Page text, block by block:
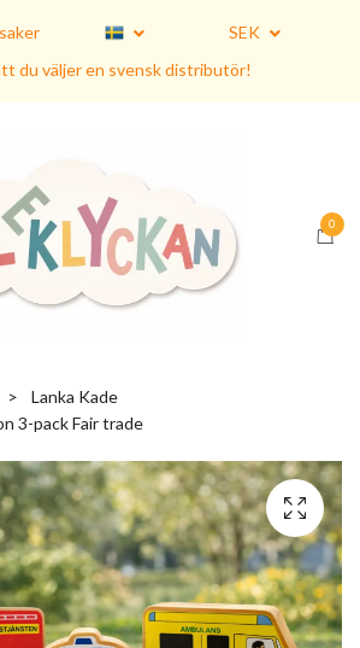
SEK
du väljer en svensk distributör!
0
Lanka Kade
3-pack Fair trade